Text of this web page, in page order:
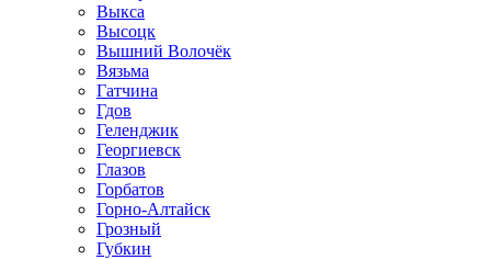
Выкса
Высоцк
Вышний Волочёк
Вязьма
Гатчина
Гдов
Геленджик
Георгиевск
Глазов
Горбатов
Горно-Алтайск
Грозный
Губкин